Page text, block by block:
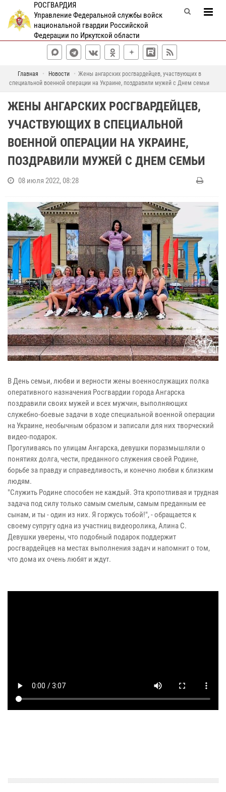
РОСГВАРДИЯ
Управление Федеральной службы войск
национальной гвардии Российской
Федерации по Иркутской области
Главная Новости
Жены ангарских росгвардейцев, участвующих в
специальной военной операции на Украине, поздравили мужей с Днем семьи
ЖЕНЫ АНГАРСКИХ РОСГВАРДЕЙЦЕВ,
УЧАСТВУЮЩИХ В СПЕЦИАЛЬНОЙ
ВОЕННОЙ ОПЕРАЦИИ НА УКРАИНЕ,
ПОЗДРАВИЛИ МУЖЕЙ С ДНЕМ СЕМЬИ
08 июля 2022, 08:28
В День семьи, любви и верности жены военнослужащих полка
оперативного назначения Росгвардии города Ангарска
поздравили своих мужей и всех мужчин, выполняющих
служебно-боевые задачи в ходе специальной военной операции
на Украине, необычным образом и записали для них творческий
видео-подарок.
Прогуливаясь по улицам Ангарска, девушки поразмышляли о
понятиях долга, чести, преданного служения своей Родине,
борьбе за правду и справедливость, и конечно любви к близким
людям.
"Служить Родине способен не каждый. Эта кропотливая и трудная
задача под силу только самым смелым, самым преданным ее
сынам, и ты - один из них. Я горжусь тобой!", - обращается к
своему супругу одна из участниц видеоролика, Алина С.
Девушки уверены, что подобный подарок поддержит
росгвардейцев на местах выполнения задач и напомнит о том,
что дома их очень любят и ждут.